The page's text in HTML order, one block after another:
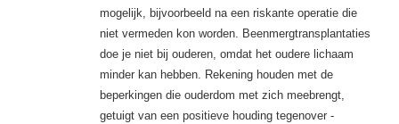
mogelijk, bijvoorbeeld na een riskante operatie die
niet vermeden kon worden. Beenmergtransplantaties
doe je niet bij ouderen, omdat het oudere lichaam
minder kan hebben. Rekening ­houden met de
beperkingen die ouderdom met zich meebrengt,
getuigt van een positieve houding tegenover ­